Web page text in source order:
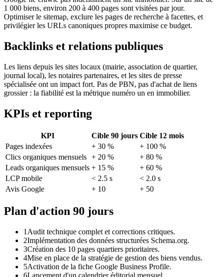
1 000 biens, environ 200 à 400 pages sont visitées par jour.
Optimiser le sitemap, exclure les pages de recherche à facettes, et
privilégier les URLs canoniques propres maximise ce budget.
Backlinks et relations publiques
Les liens depuis les sites locaux (mairie, association de quartier,
journal local), les notaires partenaires, et les sites de presse
spécialisée ont un impact fort. Pas de PBN, pas d'achat de liens
grossier : la fiabilité est la métrique numéro un en immobilier.
KPIs et reporting
KPI Cible 90 jours Cible 12 mois
Pages indexées
+ 30 %
+ 100 %
Clics organiques mensuels + 20 %
+ 80 %
Leads organiques mensuels + 15 %
+ 60 %
LCP mobile
< 2.5 s
< 2.0 s
Avis Google
+ 10 + 50
Plan d'action 90 jours
1 Audit technique complet et corrections critiques.
2Implémentation des données structurées Schema.org.
3Création des 10 pages quartiers prioritaires.
4Mise en place de la stratégie de gestion des biens vendus.
5Activation de la fiche Google Business Profile.
6Lancement d'un calendrier éditorial mensuel.